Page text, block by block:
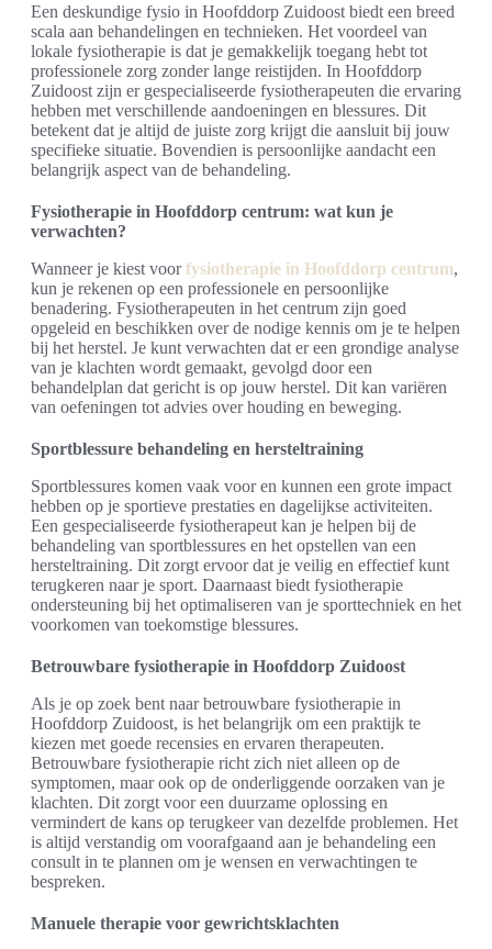
Een deskundige fysio in Hoofddorp Zuidoost biedt een breed
scala aan behandelingen en technieken. Het voordeel van
lokale fysiotherapie is dat je gemakkelijk toegang hebt tot
professionele zorg zonder lange reistijden. In Hoofddorp
Zuidoost zijn er gespecialiseerde fysiotherapeuten die ervaring
hebben met verschillende aandoeningen en blessures. Dit
betekent dat je altijd de juiste zorg krijgt die aansluit bij jouw
specifieke situatie. Bovendien is persoonlijke aandacht een
belangrijk aspect van de behandeling.
Fysiotherapie in Hoofddorp centrum: wat kun je
verwachten?
Wanneer je kiest voorfysiotherapie in Hoofddorp centrum,
kun je rekenen op een professionele en persoonlijke
benadering. Fysiotherapeuten in het centrum zijn goed
opgeleid en beschikken over de nodige kennis om je te helpen
bij het herstel. Je kunt verwachten dat er een grondige analyse
van je klachten wordt gemaakt, gevolgd door een
behandelplan dat gericht is op jouw herstel. Dit kan variëren
van oefeningen tot advies over houding en beweging.
Sportblessure behandeling en hersteltraining
Sportblessures komen vaak voor en kunnen een grote impact
hebben op je sportieve prestaties en dagelijkse activiteiten.
Een gespecialiseerde fysiotherapeut kan je helpen bij de
behandeling van sportblessures en het opstellen van een
hersteltraining. Dit zorgt ervoor dat je veilig en effectief kunt
terugkeren naar je sport. Daarnaast biedt fysiotherapie
ondersteuning bij het optimaliseren van je sporttechniek en het
voorkomen van toekomstige blessures.
Betrouwbare fysiotherapie in Hoofddorp Zuidoost
Als je op zoek bent naar betrouwbare fysiotherapie in
Hoofddorp Zuidoost, is het belangrijk om een praktijk te
kiezen met goede recensies en ervaren therapeuten.
Betrouwbare fysiotherapie richt zich niet alleen op de
symptomen, maar ook op de onderliggende oorzaken van je
klachten. Dit zorgt voor een duurzame oplossing en
vermindert de kans op terugkeer van dezelfde problemen. Het
is altijd verstandig om voorafgaand aan je behandeling een
consult in te plannen om je wensen en verwachtingen te
bespreken.
Manuele therapie voor gewrichtsklachten